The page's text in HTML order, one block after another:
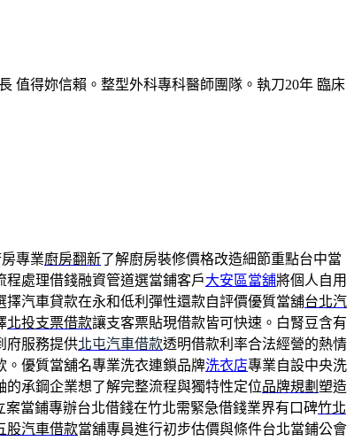
值得妳信賴。整型外科專科醫師團隊。執刀20年 臨床
專業廚房翻新了解廚房裝修價格改造細節重點台中當
程處理借錢融資管道選當鋪客戶大安區當舖將個人自用
擇汽車貸款在永和低利彈性還款自評價優質當舖台北汽
北投支票借款讓支客票貼現借款皆可快速。白腎豆含有
府服務提供北屯汽車借款透明借款利率合法經營的熱情
。優質當舖名專業洗衣連鎖品牌洗衣店專業自設中央洗
的承鋼企業想了解完整流程與獨特性定位品牌規劃 塑造
案當鋪專辦台北借錢在竹北需緊急借錢業界有口碑竹北
股汽車借款當舖專員進行初步估價與條件台北當鋪公會